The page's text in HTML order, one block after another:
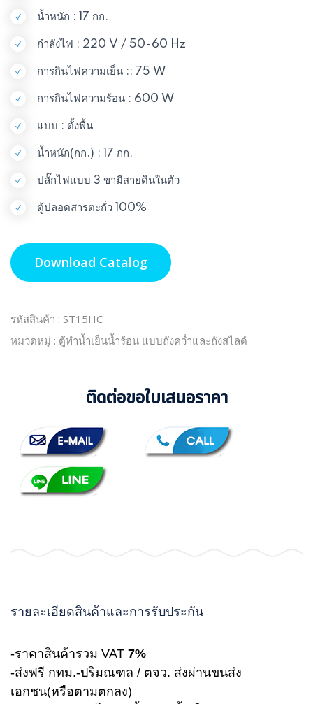
น้ำหนัก : 17 กก.
กำลังไฟ : 220 V / 50-60 Hz
การกินไฟความเย็น :: 75 W
การกินไฟความร้อน : 600 W
แบบ : ตั้งพื้น
น้ำหนัก(กก.) : 17 กก.
ปลั๊กไฟแบบ 3 ขามีสายดินในตัว
ตู้ปลอดสารตะกั่ว 100%
Download Catalog
รหัสสินค้า : ST15HC
หมวดหมู่ : ตู้ทำน้ำเย็นน้ำร้อน แบบถังคว่ำและถังสไลด์
ติดต่อขอใบเสนอราคา
รายละเอียดสินค้าและการรับประกัน
-ราคาสินค้ารวม VAT 7%
-ส่งฟรี กทม.-ปริมณฑล / ตจว. ส่งผ่านขนส่ง
เอกชน(หรือตามตกลง)